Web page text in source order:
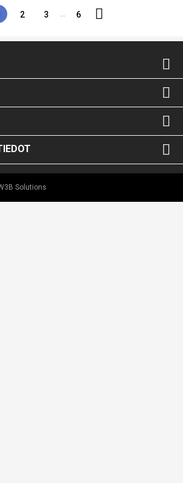
2 3 … 6 




Solutions